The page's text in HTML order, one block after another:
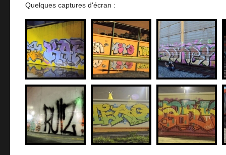
Quelques captures d'écran :